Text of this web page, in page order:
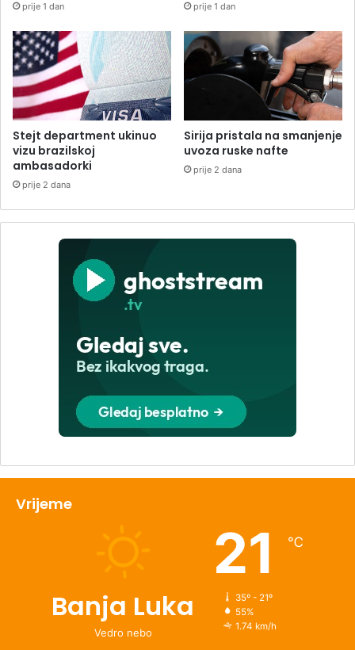
prije 1 dan prije 1 dan
Stejt department ukinuo
vizu brazilskoj
ambasadorki
prije 2 dana
Sirija pristala na smanjenje
uvoza ruske nafte
prije 2 dana
Vrijeme
Banja Luka
Vedro nebo
21 ℃
35º - 21º
55%
1.74 km/h